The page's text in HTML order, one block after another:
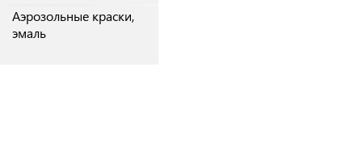
Аэрозольные краски,
эмаль